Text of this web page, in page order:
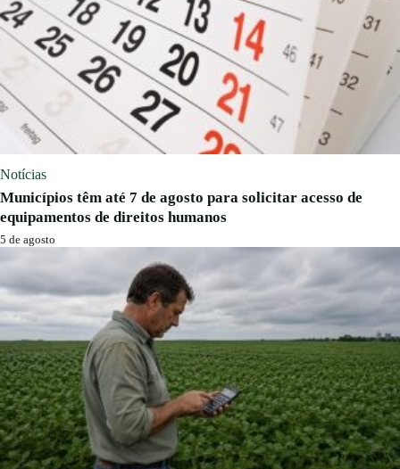
Notícias
Municípios têm até 7 de agosto para solicitar acesso de
equipamentos de direitos humanos
5 de agosto